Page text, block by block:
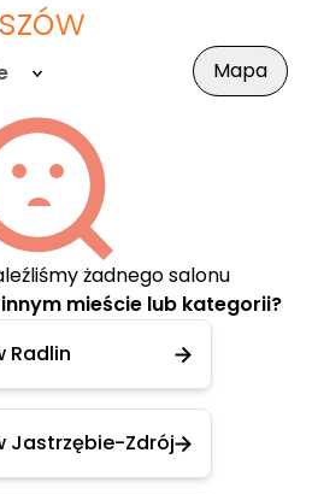
Mapa
żadnego salonu
mieście lub kategorii?
Radlin
Jastrzębie-Zdrój